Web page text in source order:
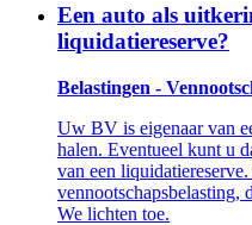
Een auto als
liquidatiereserve?
Belastingen -
Uw BV is eigenaar van
halen. Eventueel kunt u
van een
vennootschapsbelasting,
We lichten toe.